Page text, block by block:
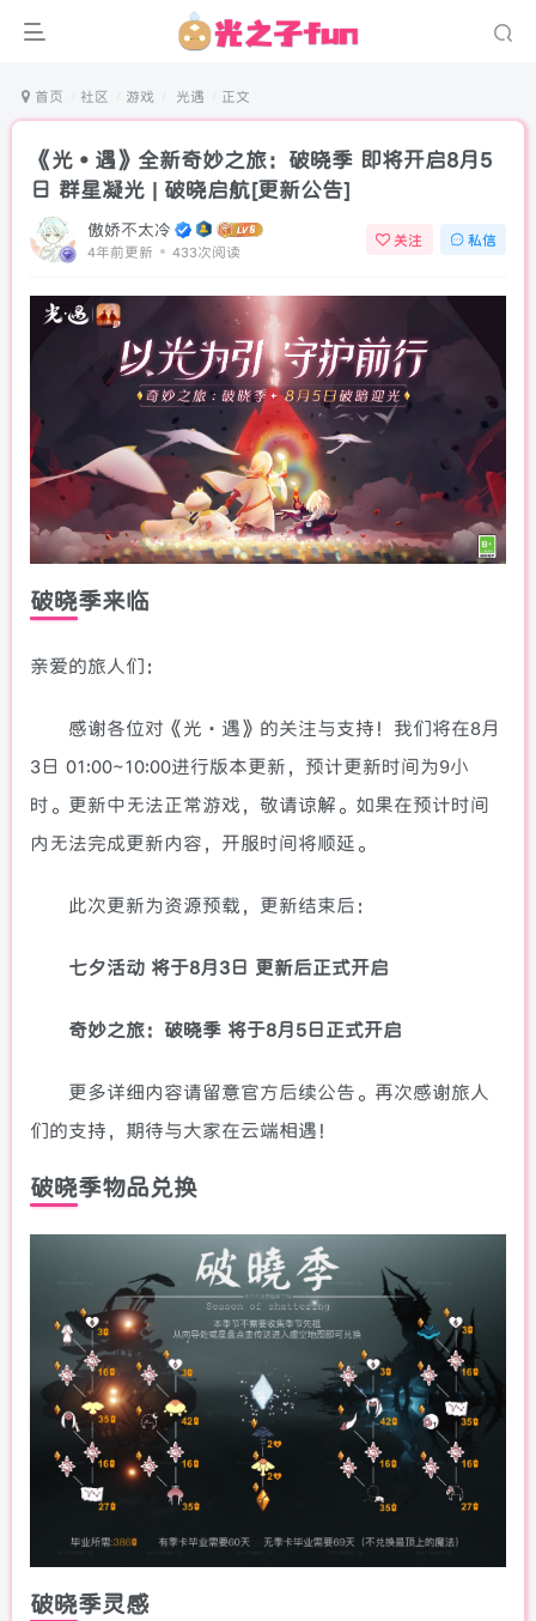
首页 社区 游戏 光遇 正文
《光•遇》全新奇妙之旅：破晓季 即将开启8月5
日 群星凝光 | 破晓启航[更新公告]
傲娇不太冷
4年前更新 433次阅读
关注 私信
破晓季来临
亲爱的旅人们：
感谢各位对《光·遇》的关注与支持！我们将在8月
3日 01:00~10:00进行版本更新，预计更新时间为9小
时。更新中无法正常游戏，敬请谅解。如果在预计时间
内无法完成更新内容，开服时间将顺延。
此次更新为资源预载，更新结束后：
七夕活动 将于8月3日 更新后正式开启
奇妙之旅：破晓季 将于8月5日正式开启
更多详细内容请留意官方后续公告。再次感谢旅人
们的支持，期待与大家在云端相遇！
破晓季物品兑换
破晓季灵感